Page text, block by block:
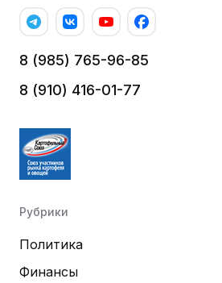
8 (985) 765-96-85
8 (910) 416-01-77
Рубрики
Политика
Финансы